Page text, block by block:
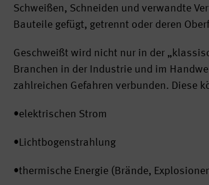
Schweißen, Schneiden und verwandte
Bauteile gefügt, getrennt oder deren
Geschweißt wird nicht nur in der
Branchen in der Industrie und im
zahlreichen Gefahren verbunden. Diese
•elektrischen Strom
• Lichtbogenstrahlung
•thermische Energie (Brände,